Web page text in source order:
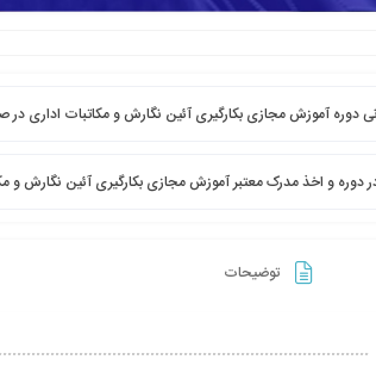
دوره آموزش مجازی بکارگیری آئین نگارش و مکاتبات اداری در
دوره و اخذ مدرک معتبر آموزش مجازی بکارگیری آئین نگارش و
توضیحات